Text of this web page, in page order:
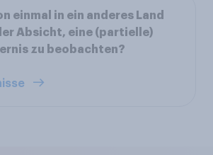
einmal in ein anderes Land
Absicht, eine (partielle)
zu beobachten?